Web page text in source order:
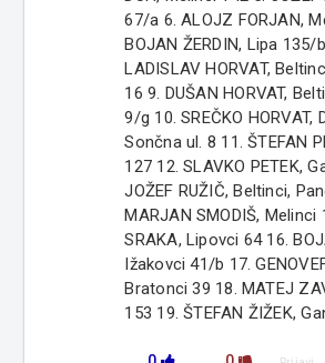
67/a 6. ALOJZ FORJAN,
BOJAN ŽERDIN, Lipa 135/
LADISLAV HORVAT,
16 9. DUŠAN HORVAT,
9/g 10. SREČKO HORVAT,
Sončna ul. 8 11. ŠTEFAN
127 12. SLAVKO PETEK,
JOŽEF RUŽIČ, Beltinci,
MARJAN SMODIŠ, Melinci
SRAKA, Lipovci 64 16.
Ižakovci 41/b 17.
Bratonci 39 18. MATEJ
153 19. ŠTEFAN ŽIŽEK,